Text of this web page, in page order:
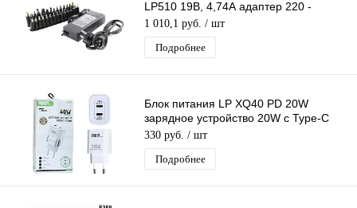
LP510 19В, 4,74А адаптер 220 -
19V/4,74A, + 28 насадок
1 010,1 руб. / шт
Подробнее
Блок питания LP XQ40 PD 20W
зарядное устройство 20W с Type-C
портом
330 руб. / шт
Подробнее